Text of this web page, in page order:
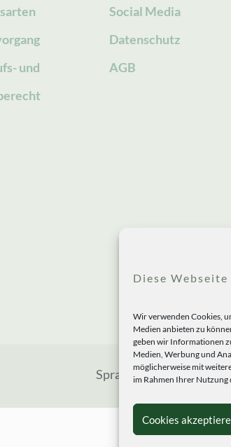
Diese
Wir verwenden Cookies,
Medien anbieten zu
geben wir Informationen
Medien, Werbung und
möglicherweise mit
im Rahmen Ihrer Nutzung
Cookies
und
Social Media
Datenschutz
AGB
Sprachen